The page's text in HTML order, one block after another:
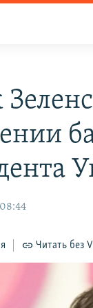
Читать без